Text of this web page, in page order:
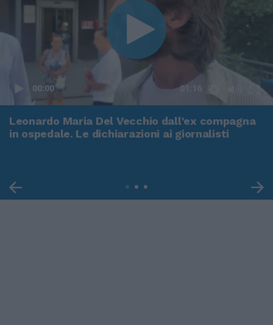
00:00 01:16
Leonardo Maria Del Vecchio dall'ex compagna
in ospedale. Le dichiarazioni ai giornalisti